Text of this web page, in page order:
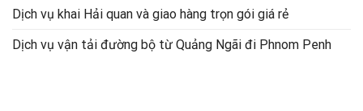
Dịch vụ khai Hải quan và giao hàng trọn gói giá rẻ
Dịch vụ vận tải đường bộ từ Quảng Ngãi đi Phnom Penh